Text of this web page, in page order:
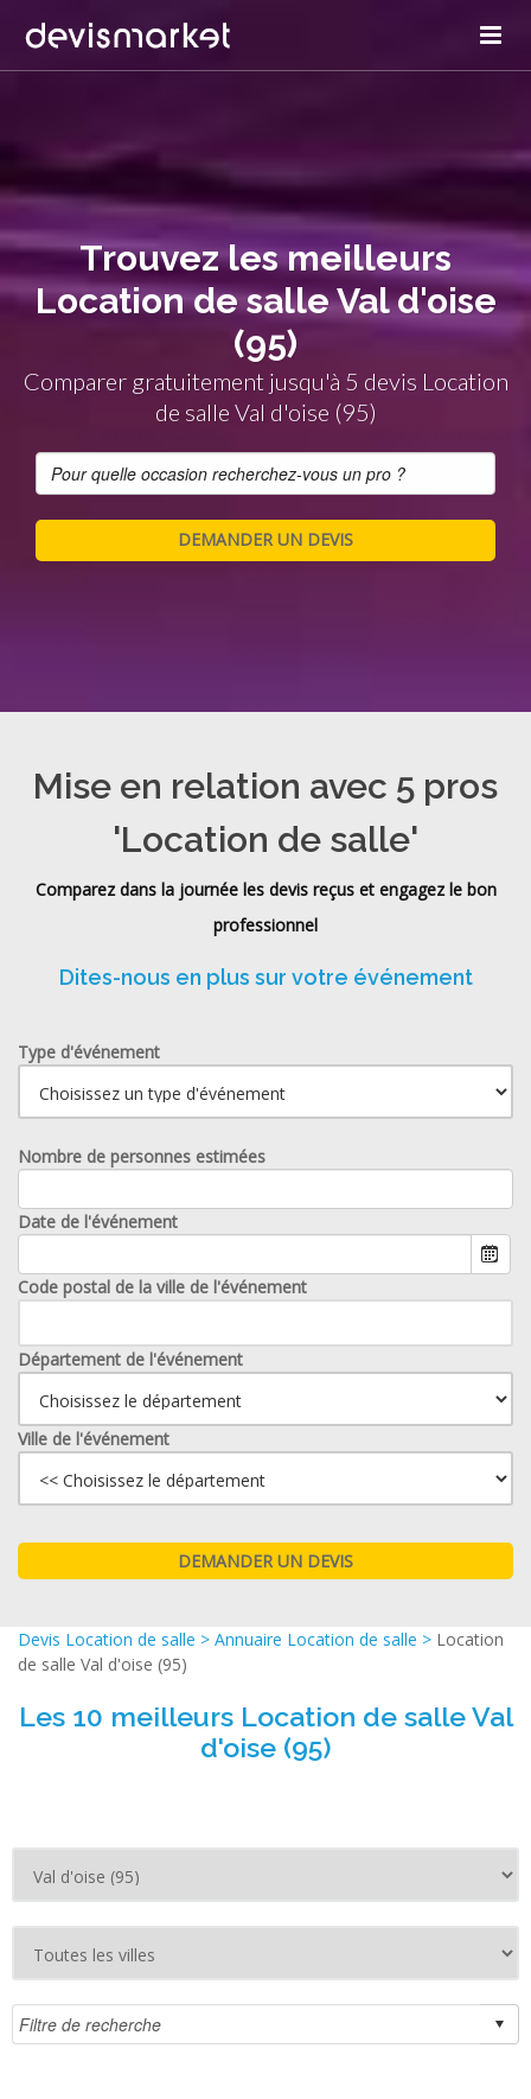
Trouvez les meilleurs
Location de salle Val d'oise
(95)
Comparer gratuitement jusqu'à 5 devis Location
de salle Val d'oise (95)
Mise en relation avec 5 pros
'Location de salle'
Comparez dans la journée les devis reçus et engagez le bon
professionnel
Dites-nous en plus sur votre événement
Type d'événement
Nombre de personnes estimées
Date de l'événement
Code postal de la ville de l'événement
Département de l'événement
Ville de l'événement
Devis Location de salle > Annuaire Location de salle > Location
de salle Val d'oise (95)
Les 10 meilleurs Location de salle Val
d'oise (95)